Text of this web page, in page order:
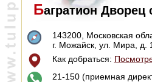
Багратион Дворец
143200, Московская
г. Можайск, ул. Мира, д.
Как добраться:
21-150 (приемная